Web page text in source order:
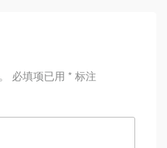
必填项已用 * 标注